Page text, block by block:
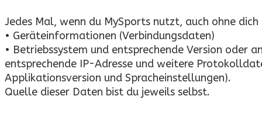
Jedes Mal, wenn du MySports nutzt, auch ohne
• Geräteinformationen (Verbindungsdaten)
• Betriebssystem und entsprechende Version oder
entsprechende IP-Adresse und weitere
Applikationsversion und Spracheinstellungen).
Quelle dieser Daten bist du jeweils selbst.